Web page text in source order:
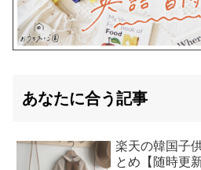
あなたに合う記事
楽天の韓国子
とめ【随時更新